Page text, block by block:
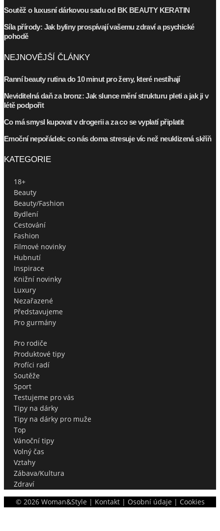
Soutěž o luxusní dárkovou sadu od BK BEAUTY KERATIN
Síla přírody: Jak byliny prospívají vašemu zdraví a psychické
pohodě
NEJNOVĚJŠÍ ČLÁNKY
Ranní beauty rutina do 10 minut pro ženy, které nestíhají
Neviditelná daň za bronz: Jak slunce mění strukturu pleti a jak ji v
létě podpořit
Co má smysl kupovat v drogerii a za co se vyplatí připlatit
Emoční nepořádek: co nás doma stresuje víc než neuklizená skříň
KATEGORIE
18+
Beauty
Beauty/Fashion
Bydlení
Cestování
Fashion
Filmové novinky
Hubnutí
Inspirace
Knižní novinky
Luxury
Nezařazené
Představujeme
Pro gurmány
Pro rodiče
Produktové tipy
Profíci radí
Soutěže
Sport
Testujeme pro vás
Tipy na dárky
Tipy na dárky pro muže
Top
Vánoční tipy
Volný čas
Vztahy
Zábava/Kultura
Zdraví
© 2026Woman&Style | Kontakt| Osobní údaje | Cookies